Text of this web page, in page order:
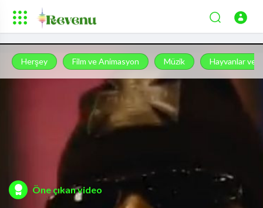
Herşey Film ve Animasyon Müzik Hayvanlar ve
Öne çıkan video